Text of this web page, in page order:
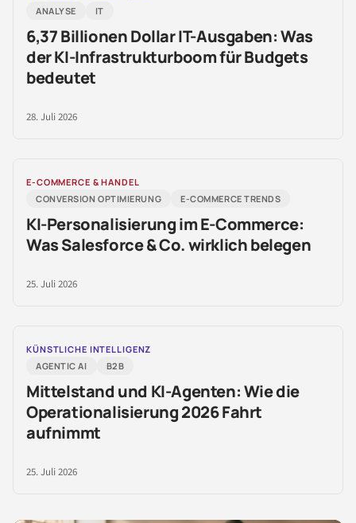
ANALYSE
IT
6,37 Billionen Dollar IT-Ausgaben: Was
der KI-Infrastrukturboom für Budgets
bedeutet
28. Juli 2026
E-COMMERCE & HANDEL
CONVERSION OPTIMIERUNG
E-COMMERCE TRENDS
KI-Personalisierung im E-Commerce:
Was Salesforce & Co. wirklich belegen
25. Juli 2026
KÜNSTLICHE INTELLIGENZ
AGENTIC AI
B2B
Mittelstand und KI-Agenten: Wie die
Operationalisierung 2026 Fahrt
aufnimmt
25. Juli 2026